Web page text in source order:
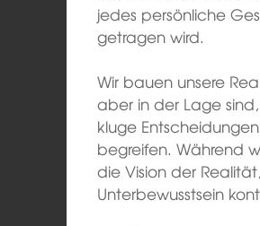
jedes persönliche
getragen wird.
Wir bauen unsere
aber in der Lage
kluge
begreifen. Während
die Vision der
Unterbewusstsein